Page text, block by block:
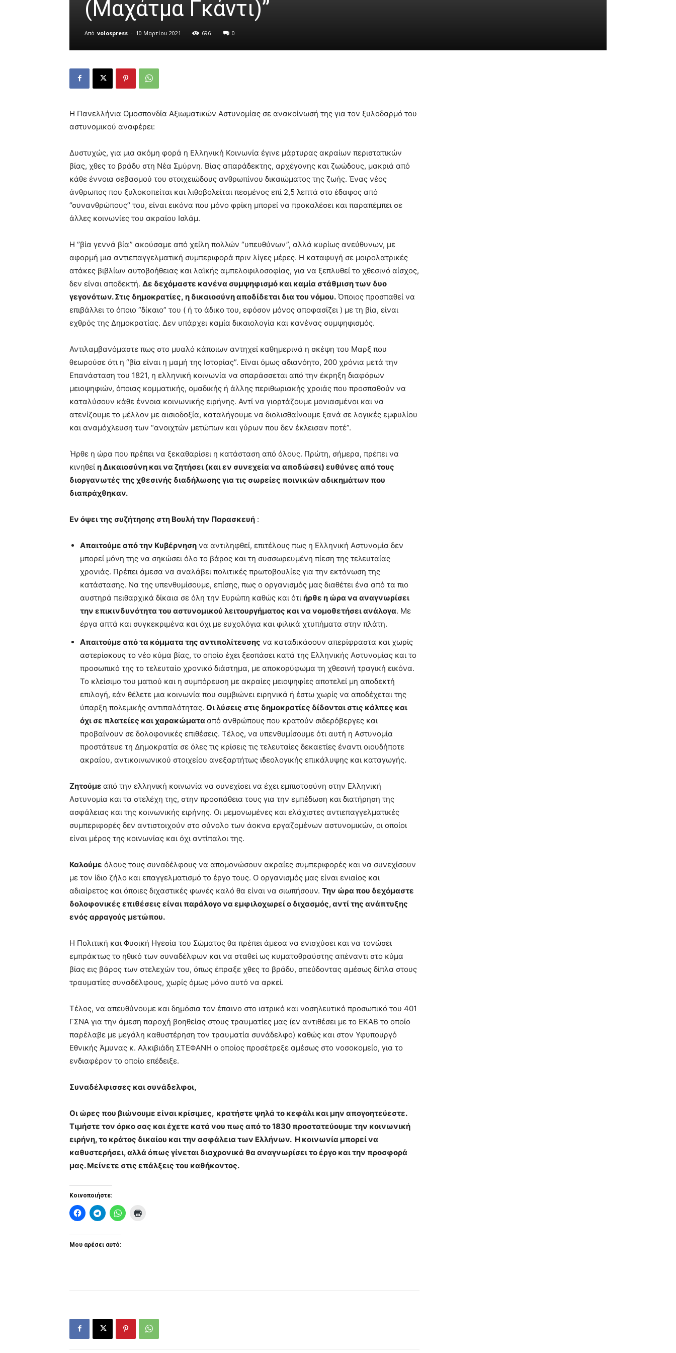
(Μαχάτμα Γκάντι)”
Από volospress - 10 Μαρτίου 2021 696 0
Η Πανελλήνια Ομοσπονδία Αξιωματικών Αστυνομίας σε ανακοίνωσή της για τον ξυλοδαρμό του
αστυνομικού αναφέρει:
Δυστυχώς, για μια ακόμη φορά η Ελληνική Κοινωνία έγινε μάρτυρας ακραίων περιστατικών
βίας, χθες το βράδυ στη Νέα Σμύρνη. Βίας απαράδεκτης, αρχέγονης και ζωώδους, μακριά από
κάθε έννοια σεβασμού του στοιχειώδους ανθρωπίνου δικαιώματος της ζωής. Ένας νέος
άνθρωπος που ξυλοκοπείται και λιθοβολείται πεσμένος επί 2,5 λεπτά στο έδαφος από
‘’συνανθρώπους’’ του, είναι εικόνα που μόνο φρίκη μπορεί να προκαλέσει και παραπέμπει σε
άλλες κοινωνίες του ακραίου Ισλάμ.
Η ‘’βία γεννά βία” ακούσαμε από χείλη πολλών “υπευθύνων”, αλλά κυρίως ανεύθυνων, με
αφορμή μια αντιεπαγγελματική συμπεριφορά πριν λίγες μέρες. Η καταφυγή σε μοιρολατρικές
ατάκες βιβλίων αυτοβοήθειας και λαϊκής αμπελοφιλοσοφίας, για να ξεπλυθεί το χθεσινό αίσχος,
δεν είναι αποδεκτή. Δε δεχόμαστε κανένα συμψηφισμό και καμία στάθμιση των δυο
γεγονότων. Στις δημοκρατίες, η δικαιοσύνη αποδίδεται δια του νόμου. Όποιος προσπαθεί να
επιβάλλει το όποιο “δίκαιο” του ( ή το άδικο του, εφόσον μόνος αποφασίζει ) με τη βία, είναι
εχθρός της Δημοκρατίας. Δεν υπάρχει καμία δικαιολογία και κανένας συμψηφισμός.
Αντιλαμβανόμαστε πως στο μυαλό κάποιων αντηχεί καθημερινά η σκέψη του Μαρξ που
θεωρούσε ότι η “βία είναι η μαμή της Ιστορίας”. Είναι όμως αδιανόητο, 200 χρόνια μετά την
Επανάσταση του 1821, η ελληνική κοινωνία να σπαράσσεται από την έκρηξη διαφόρων
μειοψηφιών, όποιας κομματικής, ομαδικής ή άλλης περιθωριακής χροιάς που προσπαθούν να
καταλύσουν κάθε έννοια κοινωνικής ειρήνης. Αντί να γιορτάζουμε μονιασμένοι και να
ατενίζουμε το μέλλον με αισιοδοξία, καταλήγουμε να διολισθαίνουμε ξανά σε λογικές εμφυλίου
και αναμόχλευση των “ανοιχτών μετώπων και γύρων που δεν έκλεισαν ποτέ”.
Ήρθε η ώρα που πρέπει να ξεκαθαρίσει η κατάσταση από όλους. Πρώτη, σήμερα, πρέπει να
κινηθεί η Δικαιοσύνη και να ζητήσει (και εν συνεχεία να αποδώσει) ευθύνες από τους
διοργανωτές της χθεσινής διαδήλωσης για τις σωρείες ποινικών αδικημάτων που
διαπράχθηκαν.
Εν όψει της συζήτησης στη Βουλή την Παρασκευή :
Απαιτούμε από την Κυβέρνηση να αντιληφθεί, επιτέλους πως η Ελληνική Αστυνομία δεν
μπορεί μόνη της να σηκώσει όλο το βάρος και τη συσσωρευμένη πίεση της τελευταίας
χρονιάς. Πρέπει άμεσα να αναλάβει πολιτικές πρωτοβουλίες για την εκτόνωση της
κατάστασης. Να της υπενθυμίσουμε, επίσης, πως ο οργανισμός μας διαθέτει ένα από τα πιο
αυστηρά πειθαρχικά δίκαια σε όλη την Ευρώπη καθώς και ότι ήρθε η ώρα να αναγνωρίσει
την επικινδυνότητα του αστυνομικού λειτουργήματος και να νομοθετήσει ανάλογα. Με
έργα απτά και συγκεκριμένα και όχι με ευχολόγια και φιλικά χτυπήματα στην πλάτη.
Απαιτούμε από τα κόμματα της αντιπολίτευσης να καταδικάσουν απερίφραστα και χωρίς
αστερίσκους το νέο κύμα βίας, το οποίο έχει ξεσπάσει κατά της Ελληνικής Αστυνομίας και το
προσωπικό της το τελευταίο χρονικό διάστημα, με αποκορύφωμα τη χθεσινή τραγική εικόνα.
Το κλείσιμο του ματιού και η συμπόρευση με ακραίες μειοψηφίες αποτελεί μη αποδεκτή
επιλογή, εάν θέλετε μια κοινωνία που συμβιώνει ειρηνικά ή έστω χωρίς να αποδέχεται της
ύπαρξη πολεμικής αντιπαλότητας. Οι λύσεις στις δημοκρατίες δίδονται στις κάλπες και
όχι σε πλατείες και χαρακώματα από ανθρώπους που κρατούν σιδερόβεργες και
προβαίνουν σε δολοφονικές επιθέσεις. Τέλος, να υπενθυμίσουμε ότι αυτή η Αστυνομία
προστάτευε τη Δημοκρατία σε όλες τις κρίσεις τις τελευταίες δεκαετίες έναντι οιουδήποτε
ακραίου, αντικοινωνικού στοιχείου ανεξαρτήτως ιδεολογικής επικάλυψης και καταγωγής.
Ζητούμε από την ελληνική κοινωνία να συνεχίσει να έχει εμπιστοσύνη στην Ελληνική
Αστυνομία και τα στελέχη της, στην προσπάθεια τους για την εμπέδωση και διατήρηση της
ασφάλειας και της κοινωνικής ειρήνης. Οι μεμονωμένες και ελάχιστες αντιεπαγγελματικές
συμπεριφορές δεν αντιστοιχούν στο σύνολο των άοκνα εργαζομένων αστυνομικών, οι οποίοι
είναι μέρος της κοινωνίας και όχι αντίπαλοι της.
Καλούμε όλους τους συναδέλφους να απομονώσουν ακραίες συμπεριφορές και να συνεχίσουν
με τον ίδιο ζήλο και επαγγελματισμό το έργο τους. Ο οργανισμός μας είναι ενιαίος και
αδιαίρετος και όποιες διχαστικές φωνές καλό θα είναι να σιωπήσουν. Την ώρα που δεχόμαστε
δολοφονικές επιθέσεις είναι παράλογο να εμφιλοχωρεί ο διχασμός, αντί της ανάπτυξης
ενός αρραγούς μετώπου.
Η Πολιτική και Φυσική Ηγεσία του Σώματος θα πρέπει άμεσα να ενισχύσει και να τονώσει
εμπράκτως το ηθικό των συναδέλφων και να σταθεί ως κυματοθραύστης απέναντι στο κύμα
βίας εις βάρος των στελεχών του, όπως έπραξε χθες το βράδυ, σπεύδοντας αμέσως δίπλα στους
τραυματίες συναδέλφους, χωρίς όμως μόνο αυτό να αρκεί.
Τέλος, να απευθύνουμε και δημόσια τον έπαινο στο ιατρικό και νοσηλευτικό προσωπικό του 401
ΓΣΝΑ για την άμεση παροχή βοηθείας στους τραυματίες μας (εν αντιθέσει με το ΕΚΑΒ το οποίο
παρέλαβε με μεγάλη καθυστέρηση τον τραυματία συνάδελφο) καθώς και στον Υφυπουργό
Εθνικής Άμυνας κ. Αλκιβιάδη ΣΤΕΦΑΝΗ ο οποίος προσέτρεξε αμέσως στο νοσοκομείο, για το
ενδιαφέρον το οποίο επέδειξε.
Συναδέλφισσες και συνάδελφοι,
Οι ώρες που βιώνουμε είναι κρίσιμες, κρατήστε ψηλά το κεφάλι και μην απογοητεύεστε.
Τιμήστε τον όρκο σας και έχετε κατά νου πως από το 1830 προστατεύουμε την κοινωνική
ειρήνη, το κράτος δικαίου και την ασφάλεια των Ελλήνων. Η κοινωνία μπορεί να
καθυστερήσει, αλλά όπως γίνεται διαχρονικά θα αναγνωρίσει το έργο και την προσφορά
μας. Μείνετε στις επάλξεις του καθήκοντος.
Κοινοποιήστε:
Μου αρέσει αυτό: